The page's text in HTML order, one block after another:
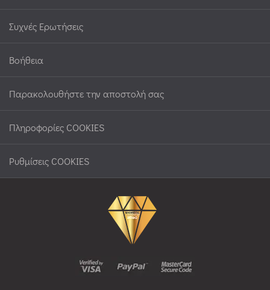
Συχνές Ερωτήσεις
Βοήθεια
Παρακολουθήστε την αποστολή σας
Πληροφορίες COOKIES
Ρυθμίσεις COOKIES